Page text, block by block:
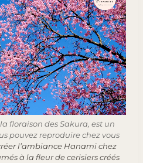
floraison des Sakura, est un
pouvez reproduire chez vous
l’ambiance Hanami chez
à la fleur de cerisiers créés